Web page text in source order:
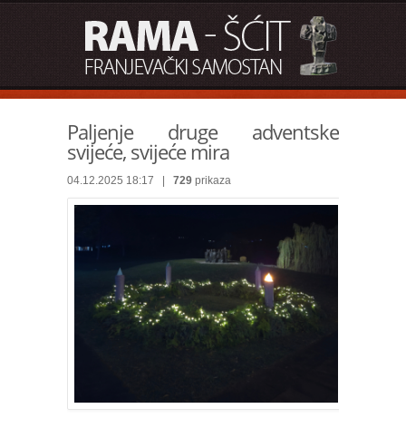
Paljenje druge adventske
svijeće, svijeće mira
04.12.2025 18:17 | 729 prikaza